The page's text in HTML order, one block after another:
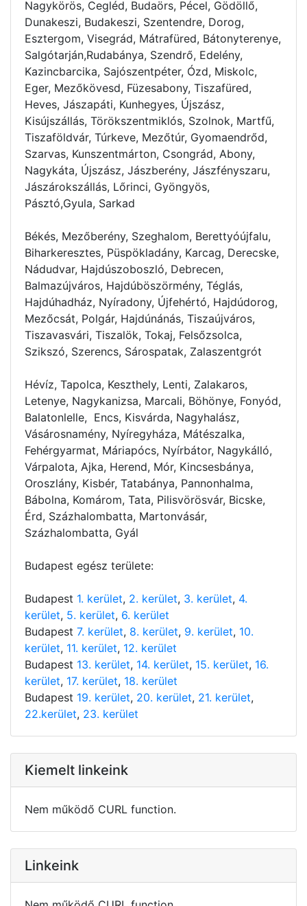
Nagykörös, Cegléd, Budaörs, Pécel, Gödöllő,
Dunakeszi, Budakeszi, Szentendre, Dorog,
Esztergom, Visegrád, Mátrafüred, Bátonyterenye,
Salgótarján,Rudabánya, Szendrő, Edelény,
Kazincbarcika, Sajószentpéter, Ózd, Miskolc,
Eger, Mezőkövesd, Füzesabony, Tiszafüred,
Heves, Jászapáti, Kunhegyes, Újszász,
Kisújszállás, Törökszentmiklós, Szolnok, Martfű,
Tiszaföldvár, Túrkeve, Mezőtúr, Gyomaendrőd,
Szarvas, Kunszentmárton, Csongrád, Abony,
Nagykáta, Újszász, Jászberény, Jászfényszaru,
Jászárokszállás, Lőrinci, Gyöngyös,
Pásztó,Gyula, Sarkad
Békés, Mezőberény, Szeghalom, Berettyóújfalu,
Biharkeresztes, Püspökladány, Karcag, Derecske,
Nádudvar, Hajdúszoboszló, Debrecen,
Balmazújváros, Hajdúböszörmény, Téglás,
Hajdúhadház, Nyíradony, Újfehértó, Hajdúdorog,
Mezőcsát, Polgár, Hajdúnánás, Tiszaújváros,
Tiszavasvári, Tiszalök, Tokaj, Felsőzsolca,
Szikszó, Szerencs, Sárospatak, Zalaszentgrót
Hévíz, Tapolca, Keszthely, Lenti, Zalakaros,
Letenye, Nagykanizsa, Marcali, Böhönye, Fonyód,
Balatonlelle, Encs, Kisvárda, Nagyhalász,
Vásárosnamény, Nyíregyháza, Mátészalka,
Fehérgyarmat, Máriapócs, Nyírbátor, Nagykálló,
Várpalota, Ajka, Herend, Mór, Kincsesbánya,
Oroszlány, Kisbér, Tatabánya, Pannonhalma,
Bábolna, Komárom, Tata, Pilisvörösvár, Bicske,
Érd, Százhalombatta, Martonvásár,
Százhalombatta, Gyál
Budapest egész területe:
Budapest 1. kerület, 2. kerület, 3. kerület, 4.
kerület, 5. kerület, 6. kerület
Budapest 7. kerület, 8. kerület, 9. kerület, 10.
kerület, 11. kerület, 12. kerület
Budapest 13. kerület, 14. kerület, 15. kerület, 16.
kerület, 17. kerület, 18. kerület
Budapest 19. kerület, 20. kerület, 21. kerület,
22.kerület, 23. kerület
Kiemelt linkeink
Nem működő CURL function.
Linkeink